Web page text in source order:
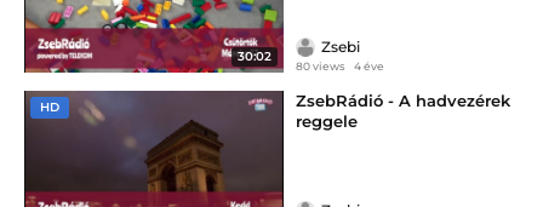
30:02
Zsebi
80 views 4 éve
HD
ZsebRádió - A hadvezérek
reggele